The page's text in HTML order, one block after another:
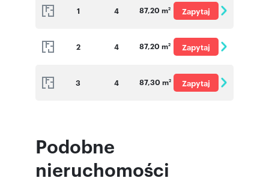
1 4 87,20 m2
Zapytaj
2 4 87,20 m2
Zapytaj
3 4 87,30 m2
Zapytaj
Podobne
nieruchomości